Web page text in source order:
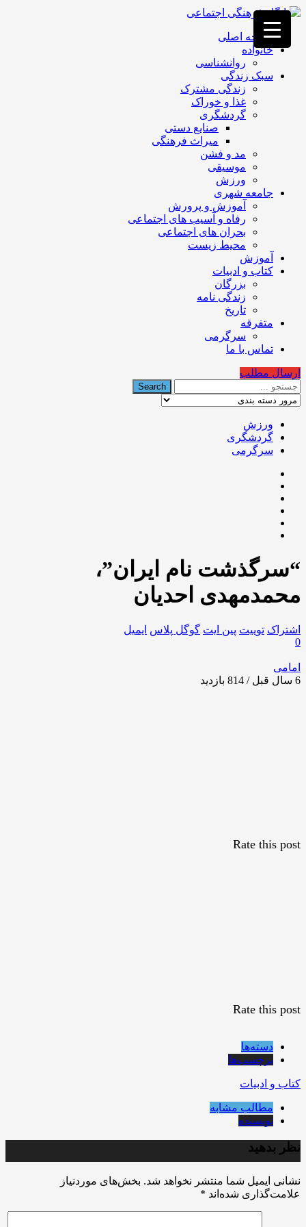
فصد
خون
غرب
تهران
خشکشویی
تصفیه
تهران
صفحه اصلی
خانواده
روانشناسی
سبک زندگی
زندگی مشترک
غذا و خوراک
گردشگری
صنایع دستی
میراث فرهنگی
مد و فشن
موسیقی
ورزش
جامعه شهری
آموزش و پرورش
رفاه و آسیب های اجتماعی
بحران های اجتماعی
محیط زیست
آموزش
کتاب و ادبیات
بزرگان
زندگی نامه
تاریخ
متفرقه
سرگرمی
تماس با ما
ارسال مطلب
ورزش
گردشگری
سرگرمی
“سرگذشت نام ایران”،
محمدمهدی احدیان
اشتراک توییت پین ایت گوگل‌ پلاس ایمیل
0
امامی
6 سال قبل / 814
بازدید
Rate this post
Rate this post
دسته‌ها
برچسب‌ها
کتاب و ادبیات
مطالب مشابه
نویسنده
نظر بدهید
نشانی ایمیل شما منتشر نخواهد شد. بخش‌های موردنیاز
علامت‌گذاری شده‌اند *